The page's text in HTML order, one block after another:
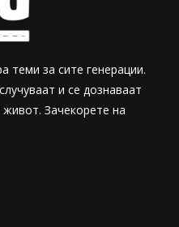
теми за сите генерации.
и се дознаваат
Зачекорете на